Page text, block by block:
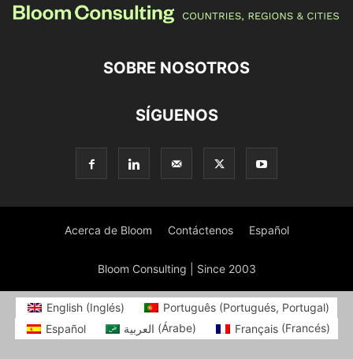
SOBRE NOSOTROS
SÍGUENOS
Acerca de Bloom Contáctenos Español
Bloom Consulting | Since 2003
English (Inglés) Português(Portugués, Portugal)
Español
العربية (Árabe) Français(Francés)